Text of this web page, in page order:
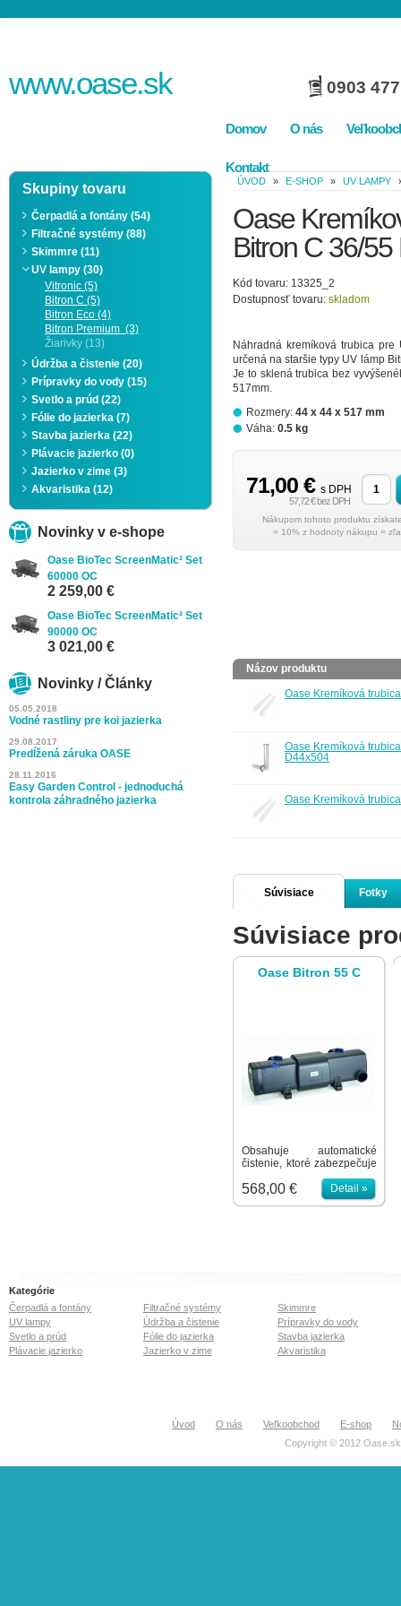
www.oase.sk 0903
Domov O nás
Kontakt
Skupiny tovaru
Čerpadlá a fontány (54)
Filtračné systémy (88)
Skimmre (11)
UV lampy (30)
Vitronic (5)
Bitron C (5)
Bitron Eco (4)
Bitron Premium (3)
Žiarivky (13)
Údržba a čistenie (20)
Prípravky do vody (15)
Svetlo a prúd (22)
Fólie do jazierka (7)
Stavba jazierka (22)
Plávacie jazierko (0)
Jazierko v zime (3)
Akvaristika (12)
Novinky v e-shope
Oase BioTec ScreenMatic² Set
60000 OC
2 259,00 €
Oase BioTec ScreenMatic² Set
90000 OC
3 021,00 €
Novinky / Články
05.05.2018
Vodné rastliny pre koi jazierka
29.08.2017
Predĺžená záruka OASE
28.11.2016
Easy Garden Control - jednoduchá
kontrola záhradného jazierka
ÚVOD » E-SHOP » UV LAMPY
Oase
Bitron C 36/
Kód tovaru: 13325_2
Dostupnosť tovaru: skladom
Náhradná kremíková trubica
určená na staršie typy UV lámp
Je to sklená trubica bez
517mm.
Rozmery: 44 x 44 x 517 mm
Váha: 0.5 kg
71,00 € s DPH
57,72 € bez DPH
= 10% z hodnoty nákupu =
Názov produktu
Oase Kremíková
Oase Kremíková
D44x504
Oase Kremíková
Súvisiace
produkty
Fotky
Súvisiace
Oase Bitron 55 C
Obsahuje automatické
čistenie, ktoré zabezpečuje
plný svetelný výkon
žiarivky. Permanentný
magnet zabraňuje
30.000 l/hod, efektívne
ožiarenie 6.500 l/hod.
568,00 € Detail »
Kategórie
Čerpadlá a fontány
Filtračné systémy
Skimmre
UV lampy
Údržba a čistenie
Prípravky do vody
Svetlo a prúd
Fólie do jazierka
Stavba jazierka
Plávacie jazierko
Jazierko v zime Akvaristika
Úvod O nás Veľkoobchod E-shop
Copyright © 2012